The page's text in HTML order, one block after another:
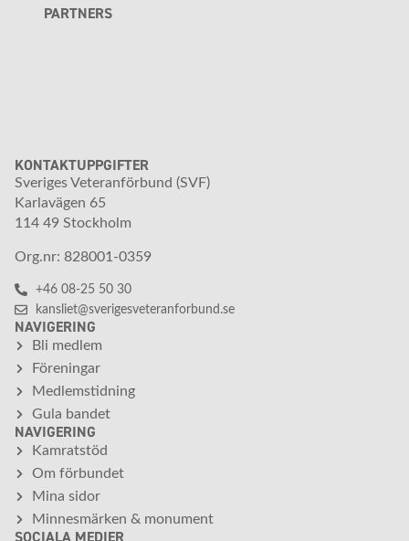
PARTNERS
KONTAKTUPPGIFTER
Sveriges Veteranförbund (SVF)
Karlavägen 65
114 49 Stockholm
Org.nr: 828001-0359
+46 08-25 50 30
kansliet@sverigesveteranforbund.se
NAVIGERING
Bli medlem
Föreningar
Medlemstidning
Gula bandet
NAVIGERING
Kamratstöd
Om förbundet
Mina sidor
Minnesmärken & monument